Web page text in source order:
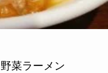
菜ラーメン